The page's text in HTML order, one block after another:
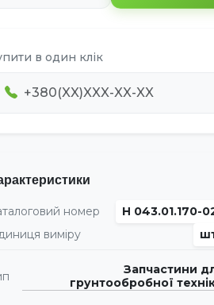
в один клік
номер
Н 043.01.170-
виміру
Запчастини
грунтообробної